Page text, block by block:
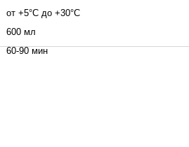
от +5°С до +30°С
600 мл
60-90 мин